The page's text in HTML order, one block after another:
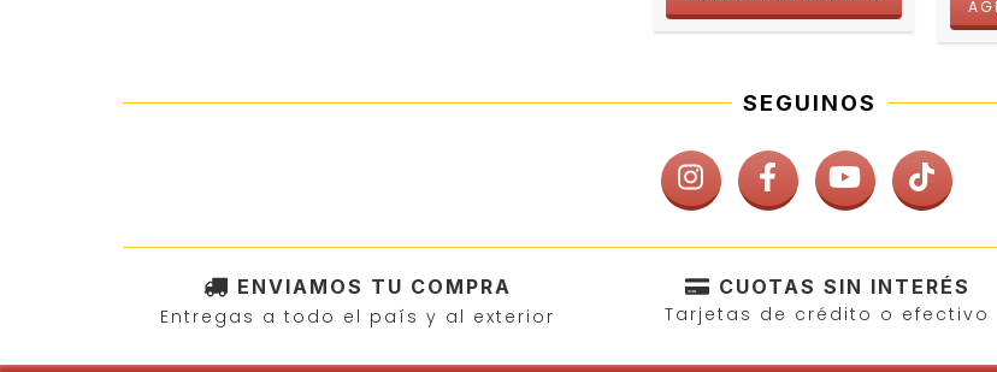
SEGUINOS
ENVIAMOS TU COMPRA
Entregas a todo el país y al exterior
CUOTAS SIN INTERÉS
Tarjetas de crédito o efectivo